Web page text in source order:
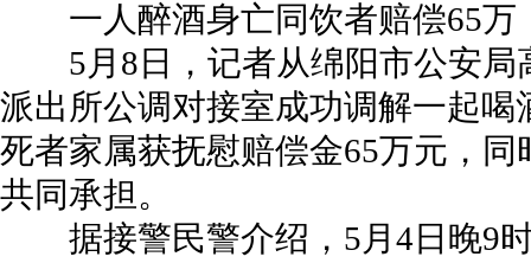
一人醉酒身亡同饮者赔偿65万
5月8日，记者从绵阳市公安局
派出所公调对接室成功调解一起
死者家属获抚慰赔偿金65万元，
共同承担。
据接警民警介绍，5月4日晚9时